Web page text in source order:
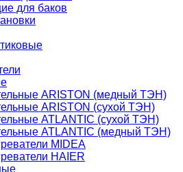
для баков
ARISTON (медный ТЭН)
ARISTON (сухой ТЭН)
ATLANTIC (сухой ТЭН)
ATLANTIC (медный ТЭН)
MIDEA
HAIER